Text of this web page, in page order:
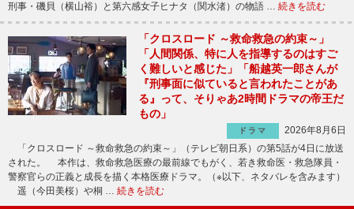
刑事・磯貝（横山裕）と第六感女子ヒナタ（関水渚）の物語 … 続きを読む
「クロスロード ～救命救急の約束～」
「人間関係、特に人を指導するのはすご
く難しいと感じた」「船越英一郎さんが
『刑事面に似ていると言われたことがあ
る』って、そりゃあ2時間ドラマの帝王だ
もの」
ドラマ
2026年8月6日
「クロスロード ～救命救急の約束～」（テレビ朝日系）の第5話が4日に放送
された。 本作は、救命救急医療の最前線でもがく、若き救命医・救急隊員・
警察官らの正義と成長を描く本格医療ドラマ。（※以下、ネタバレを含みます）
遥（今田美桜）や桐 … 続きを読む